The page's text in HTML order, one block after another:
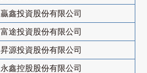
贏鑫投資股份有限公司
富途投資股份有限公司
昇源投資股份有限公司
永鑫控股股份有限公司